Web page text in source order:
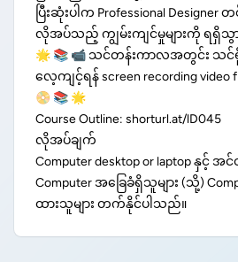
ပြီးဆုံးပါက Professional
လိုအပ်သည့် ကျွမ်းကျင်မှုများကို ရရှိသွ
🌟 📚 📹 သင်တန်းကာလအတွင်း သင်ရို
လေ့ကျင့်ရန် screen recording
📀 📚 🌟
Course Outline: shorturl.at/lD045
လိုအပ်ချက်
Computer desktop or laptop နှင့်
Computer အခြေခံရှိသူများ (သို့)
ထားသူများ တက်နိုင်ပါသည်။